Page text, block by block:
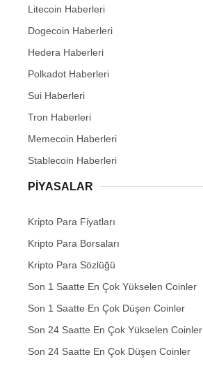
Litecoin Haberleri
Dogecoin Haberleri
Hedera Haberleri
Polkadot Haberleri
Sui Haberleri
Tron Haberleri
Memecoin Haberleri
Stablecoin Haberleri
PIYASALAR
Kripto Para Fiyatları
Kripto Para Borsaları
Kripto Para Sözlüğü
Son 1 Saatte En Çok Yükselen Coinler
Son 1 Saatte En Çok Düşen Coinler
Son 24 Saatte En Çok Yükselen Coinler
Son 24 Saatte En Çok Düşen Coinler